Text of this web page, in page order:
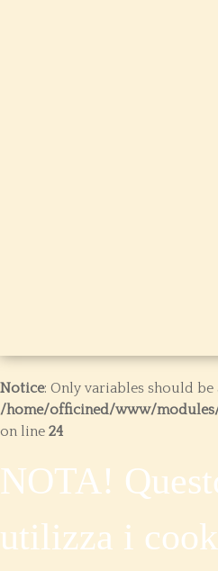
Notice: Only variables should
/home/officined/www/
on line 24
NOTA!
utilizza i